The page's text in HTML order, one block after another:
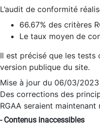
L’audit de conformité
66.67% des critères
Le taux moyen de
Il est précisé que les
version publique du site.
Mise à jour du 06/03/
Des corrections des
RGAA seraient
- Contenus inaccessibles